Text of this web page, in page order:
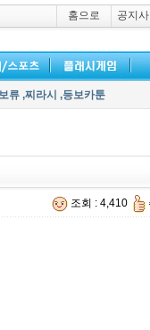
홈으로 공지
류 ,찌라시 ,등보카툰
조회 : 4,410